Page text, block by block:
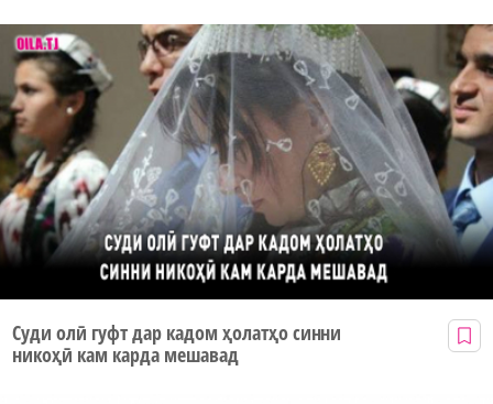
Суди олӣ гуфт дар кадом ҳолатҳо синни
никоҳӣ кам карда мешавад